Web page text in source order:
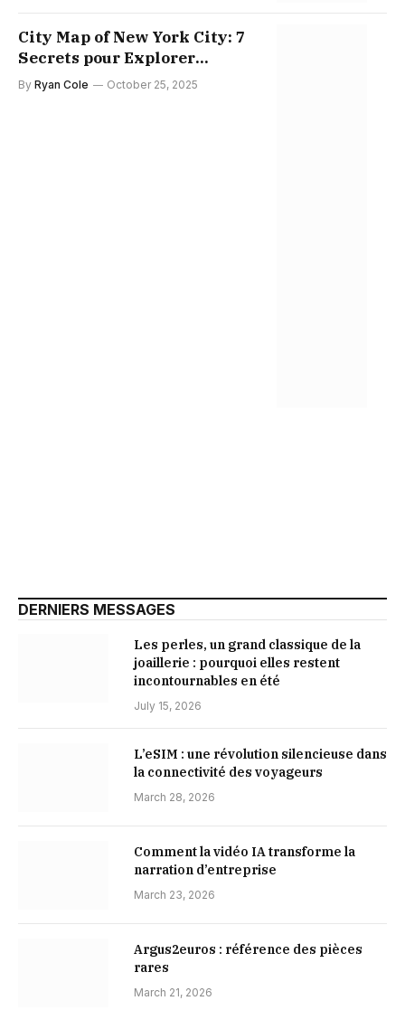
City Map of New York City: 7
Secrets pour Explorer
Manhattan en 2025
By Ryan Cole October 25, 2025
DERNIERS MESSAGES
Les perles, un grand classique de la
joaillerie : pourquoi elles restent
incontournables en été
July 15, 2026
L’eSIM : une révolution silencieuse dans
la connectivité des voyageurs
March 28, 2026
Comment la vidéo IA transforme la
narration d’entreprise
March 23, 2026
Argus2euros : référence des pièces
rares
March 21, 2026